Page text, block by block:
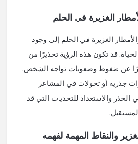
الغزيرة في الحلم
الغزيرة في الحلم إلى وجود
قد تكون هذه الرؤية تحذيرًا من
عن ضغوط وصعوبات تواجه الشخص.
جذرية أو تحولات في المشاعر
والاستعداد للتحديات التي قد
والنقاط المهمة لفهمه